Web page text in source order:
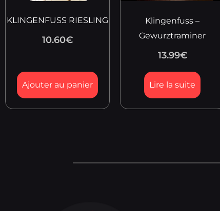
KLINGENFUSS RIESLING
10.60€
Ajouter au panier
Klingenfuss –
Gewurztraminer
13.99€
Lire la suite